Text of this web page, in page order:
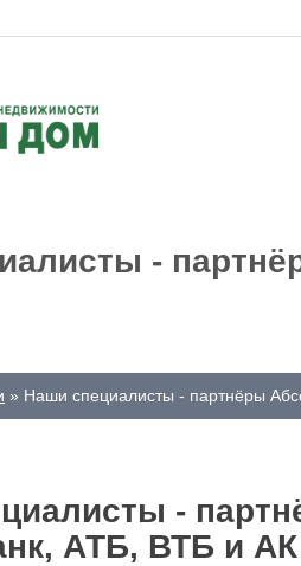
-
Наши специалисты - партнёры
-
АТБ, ВТБ и